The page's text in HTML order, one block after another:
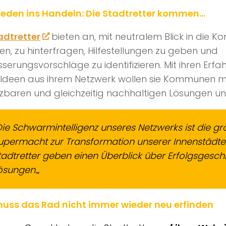
ins Handeln: Die Stadtretter kommen…
bieten an, mit neutralem Blick in die
zu hinterfragen, Hilfestellungen zu geben und
zu identifizieren. Mit ihren
aus ihrem Netzwerk wollen sie Kommunen
und gleichzeitig nachhaltigen Lösungen
Schwarmintelligenz unseres Netzwerks ist die
zur Transformation unserer
geben einen Überblick über
„
das Rad nicht immer wieder neu erfinden